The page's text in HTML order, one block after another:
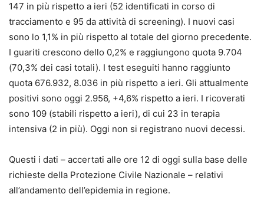
147 in più rispetto a ieri (52 identificati in corso di
tracciamento e 95 da attività di screening). I nuovi casi
sono lo 1,1% in più rispetto al totale del giorno precedente.
I guariti crescono dello 0,2% e raggiungono quota 9.704
(70,3% dei casi totali). I test eseguiti hanno raggiunto
quota 676.932, 8.036 in più rispetto a ieri. Gli attualmente
positivi sono oggi 2.956, +4,6% rispetto a ieri. I ricoverati
sono 109 (stabili rispetto a ieri), di cui 23 in terapia
intensiva (2 in più). Oggi non si registrano nuovi decessi.
Questi i dati – accertati alle ore 12 di oggi sulla base delle
richieste della Protezione Civile Nazionale – relativi
all’andamento dell’epidemia in regione.